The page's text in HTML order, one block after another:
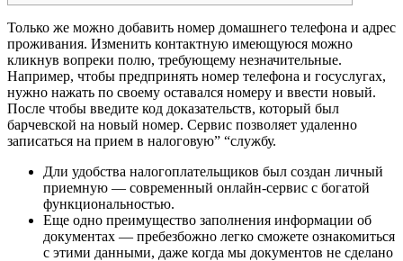
Только же можно добавить номер домашнего телефона и адрес
проживания. Изменить контактную имеющуюся можно
кликнув вопреки полю, требующему незначительные.
Например, чтобы предпринять номер телефона и госуслугах,
нужно нажать по своему оставался номеру и ввести новый.
После чтобы введите код доказательств, который был
барчевской на новый номер. Сервис позволяет удаленно
записаться на прием в налоговую” “службу.
Дли удобства налогоплательщиков был создан личный
приемную — современный онлайн-сервис с богатой
функциональностью.
Еще одно преимущество заполнения информации об
документах — пребезбожно легко сможете ознакомиться
с этими данными, даже когда мы документов не сделано